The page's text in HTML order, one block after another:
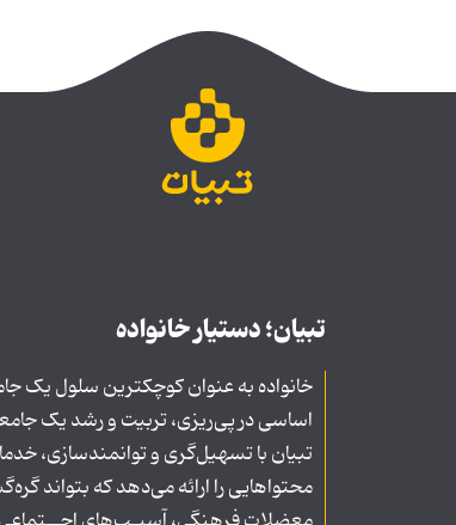
تبیان؛ دستیار خانواده
خانواده به عنوان کوچکترین سلول یک
اساسی در پی‌ریزی، تربیت و رشد یک
تبیان با تسهیل‌گری و توانمندسازی،
محتواهایی را ارائه می‌دهد که بتواند